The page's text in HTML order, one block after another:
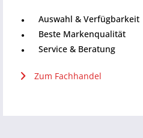
Auswahl & Verfügbarkeit
Beste Markenqualität
Service & Beratung
Zum Fachhandel